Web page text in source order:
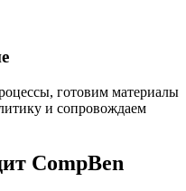
готовим материалы
и сопровождаем
CompBen